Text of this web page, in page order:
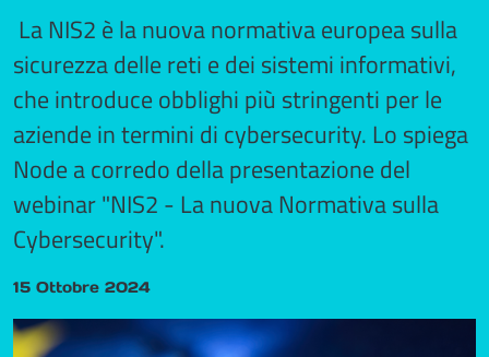
La NIS2 è la nuova normativa europea sulla
sicurezza delle reti e dei sistemi informativi,
che introduce obblighi più stringenti per le
aziende in termini di cybersecurity. Lo spiega
Node a corredo della presentazione del
webinar "NIS2 - La nuova Normativa sulla
Cybersecurity".
15 Ottobre 2024